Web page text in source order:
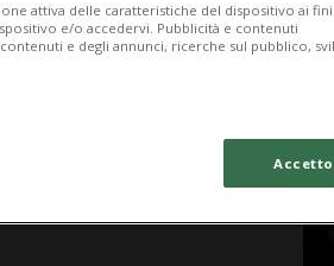
attiva delle caratteristiche del dispositivo ai fini
e/o accedervi. Pubblicità e contenuti
e degli annunci, ricerche sul pubblico,
Accetto